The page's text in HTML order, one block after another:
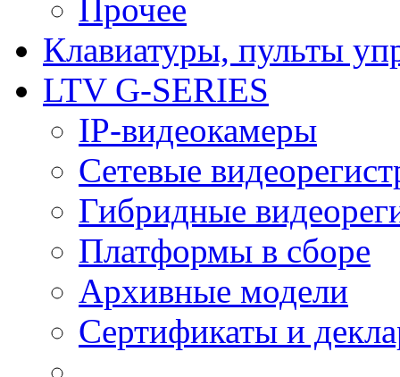
Прочее
Клавиатуры, пульты
LTV G-SERIES
IP-видеокамеры
Сетевые
Гибридные
Платформы в сборе
Архивные модели
Сертификаты и